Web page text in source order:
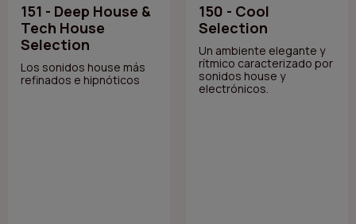
151 - Deep House &
Tech House
Selection
Los sonidos house más
refinados e hipnóticos
150 - Cool
Selection
Un ambiente elegante y
rítmico caracterizado por
sonidos house y
electrónicos.